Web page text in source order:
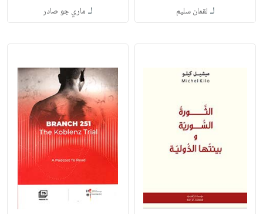
لـ لقمان سليم لـ ماري جو صادر